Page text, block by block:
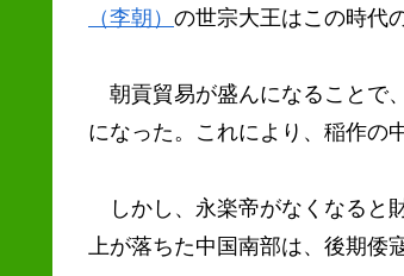
（李朝） の世宗大王はこの時代
朝貢貿易が盛んになることで
になった。これにより、稲作の
しかし、永楽帝がなくなると
上が落ちた中国南部は、後期倭